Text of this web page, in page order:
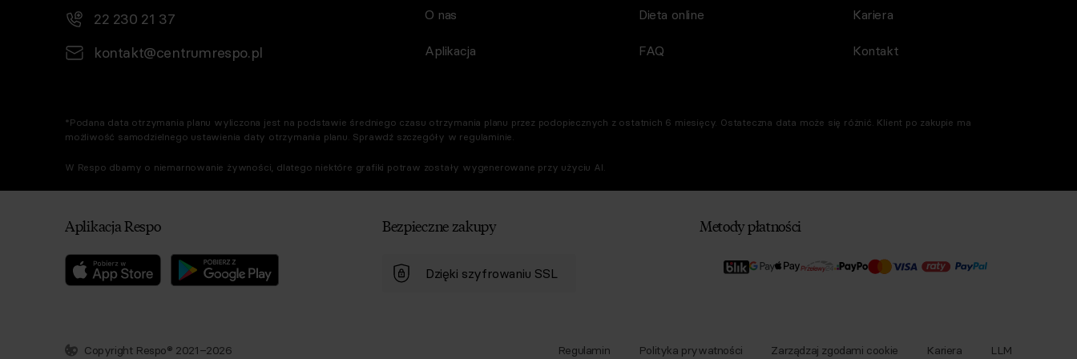
22 230 21 37
kontakt@centrumrespo.pl
O nas
Aplikacja
Dieta online
FAQ
Kariera
Kontakt
*Podana data otrzymania planu wyliczona jest na podstawie średniego czasu otrzymania planu przez podopiecznych z ostatnich 6 miesięcy. Ostateczna data może się różnić. Klient po zakupie ma
możliwość samodzielnego ustawienia daty otrzymania planu. Sprawdź szczegóły w regulaminie.
W Respo dbamy o niemarnowanie żywności, dlatego niektóre grafiki potraw zostały wygenerowane przy użyciu AI.
Aplikacja Respo Bezpieczne zakupy
Dzięki szyfrowaniu SSL
Metody płatności
Copyright Respo® 2021–2026 Regulamin Polityka prywatności Zarządzaj zgodami cookie Kariera LLM